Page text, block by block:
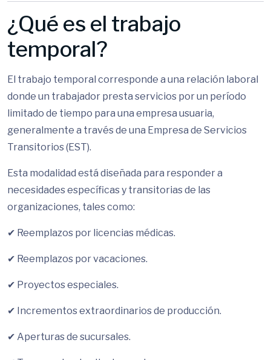
¿Qué es el trabajo
temporal?
El trabajo temporal corresponde a una relación laboral
donde un trabajador presta servicios por un período
limitado de tiempo para una empresa usuaria,
generalmente a través de una Empresa de Servicios
Transitorios (EST).
Esta modalidad está diseñada para responder a
necesidades específicas y transitorias de las
organizaciones, tales como:
✔ Reemplazos por licencias médicas.
✔ Reemplazos por vacaciones.
✔ Proyectos especiales.
✔ Incrementos extraordinarios de producción.
✔ Aperturas de sucursales.